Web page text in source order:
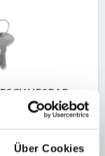
Über Cookies